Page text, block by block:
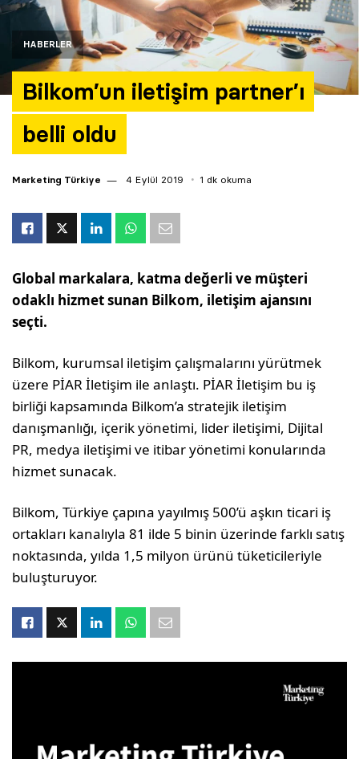
HABERLER
Bilkom’un iletişim partner’ı
belli oldu
Marketing Türkiye 4 Eylül 2019 1 dk okuma
Global markalara, katma değerli ve müşteri
odaklı hizmet sunan Bilkom, iletişim ajansını
seçti.
Bilkom, kurumsal iletişim çalışmalarını yürütmek
üzere PİAR İletişim ile anlaştı. PİAR İletişim bu iş
birliği kapsamında Bilkom’a stratejik iletişim
danışmanlığı, içerik yönetimi, lider iletişimi, Dijital
PR, medya iletişimi ve itibar yönetimi konularında
hizmet sunacak.
Bilkom, Türkiye çapına yayılmış 500’ü aşkın ticari iş
ortakları kanalıyla 81 ilde 5 binin üzerinde farklı satış
noktasında, yılda 1,5 milyon ürünü tüketicileriyle
buluşturuyor.